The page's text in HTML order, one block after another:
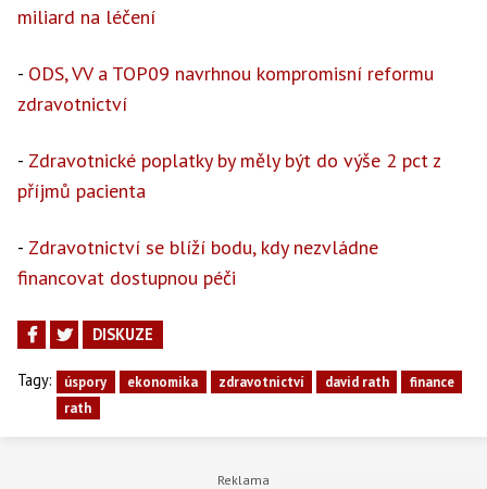
miliard na léčení
- ODS, VV a TOP09 navrhnou kompromisní reformu
zdravotnictví
- Zdravotnické poplatky by měly být do výše 2 pct z
příjmů pacienta
- Zdravotnictví se blíží bodu, kdy nezvládne
financovat dostupnou péči
DISKUZE
Tagy: úspory ekonomika zdravotnictví david rath
finance
rath